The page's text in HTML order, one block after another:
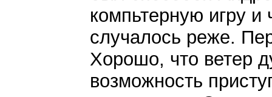
компьтерную игру и
случалось реже.
Хорошо, что ветер
возможность